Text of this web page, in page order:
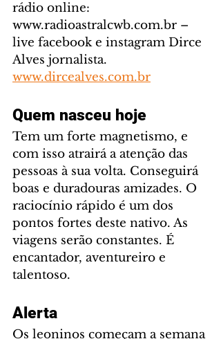
rádio online:
www.radioastralcwb.com.br –
live facebook e instagram Dirce
Alves jornalista.
www.dircealves.com.br
Quem nasceu hoje
Tem um forte magnetismo, e
com isso atrairá a atenção das
pessoas à sua volta. Conseguirá
boas e duradouras amizades. O
raciocínio rápido é um dos
pontos fortes deste nativo. As
viagens serão constantes. É
encantador, aventureiro e
talentoso.
Alerta
Os leoninos começam a semana